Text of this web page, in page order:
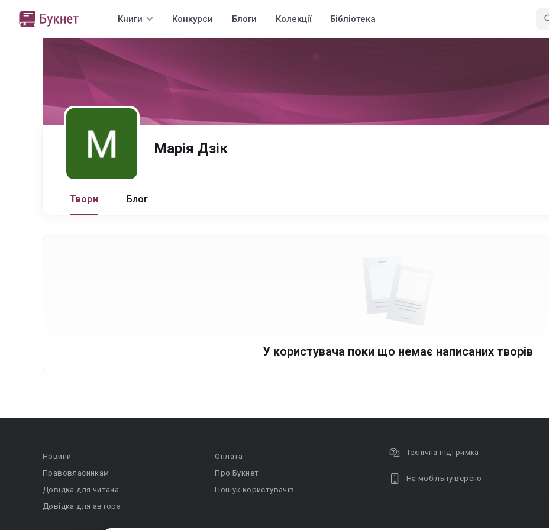
Книги Конкурси Блоги Колекції Бібліотека
Марія Дзік
Твори Блог
У користувача поки що немає написаних творів
Новини
Правовласникам
Довідка для читача
Довідка для автора
Оплата
Про Букнет
Пошук користувачів
Технічна підтримка
На мобільну версію